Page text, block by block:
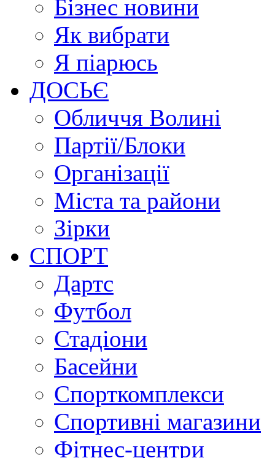
Бізнес новини
Як вибрати
Я піарюсь
ДОСЬЄ
Обличчя Волині
Партії/Блоки
Організації
Міста та райони
Зірки
СПОРТ
Дартс
Футбол
Стадіони
Басейни
Спорткомплекси
Спортивні магазини
Фітнес-центри